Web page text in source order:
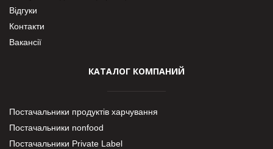
Відгуки
Контакти
Вакансії
КАТАЛОГ КОМПАНИЙ
Постачальники продуктів харчування
Постачальники nonfood
Постачальники Private Label